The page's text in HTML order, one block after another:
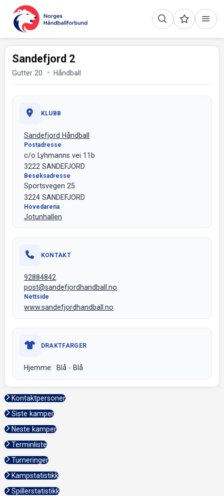
Sandefjord 2
Gutter 20 Håndball
KLUBB
Sandefjord Håndball
Postadresse
c/o Lyhmanns vei 11b
3222 SANDEFJORD
Besøksadresse
Sportsvegen 25
3224 SANDEFJORD
Hovedarena
Jotunhallen
KONTAKT
92884842
post@sandefjordhandball.no
Nettside
www.sandefjordhandball.no
DRAKTFARGER
Hjemme: Blå - Blå
Kontaktpersoner
Siste kamper
Neste kamper
Terminliste
Turneringer
Kampstatistikk
Spillerstatistikk